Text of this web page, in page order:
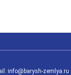
info@barysh-zemlya.ru